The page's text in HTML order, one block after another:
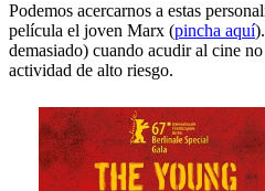
Podemos acercarnos a estas
película el joven Marx (pincha aquí
demasiado) cuando acudir al cine
actividad de alto riesgo.